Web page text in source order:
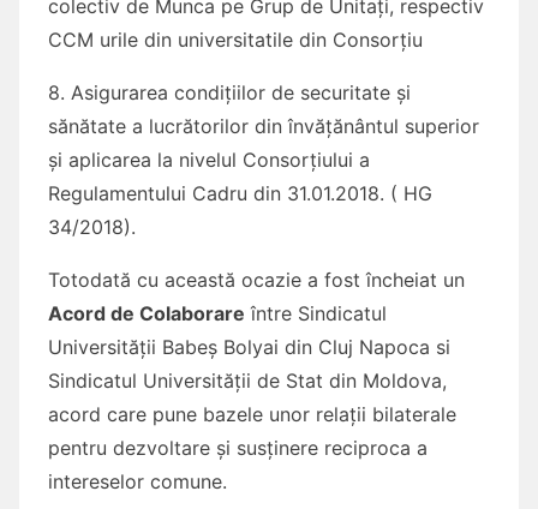
colectiv de Munca pe Grup de Unitați, respectiv
CCM urile din universitatile din Consorțiu
8. Asigurarea condițiilor de securitate și
sănătate a lucrătorilor din învățănântul superior
și aplicarea la nivelul Consorțiului a
Regulamentului Cadru din 31.01.2018. ( HG
34/2018).
Totodată cu această ocazie a fost încheiat un
Acord de Colaborare între Sindicatul
Universității Babeș Bolyai din Cluj Napoca si
Sindicatul Universității de Stat din Moldova,
acord care pune bazele unor relații bilaterale
pentru dezvoltare și susținere reciproca a
intereselor comune.